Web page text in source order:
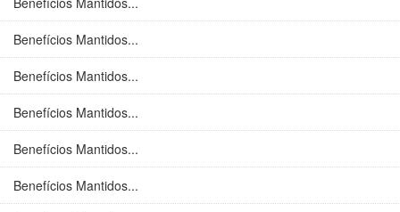
Benefícios Mantidos...
Benefícios Mantidos...
Benefícios Mantidos...
Benefícios Mantidos...
Benefícios Mantidos...